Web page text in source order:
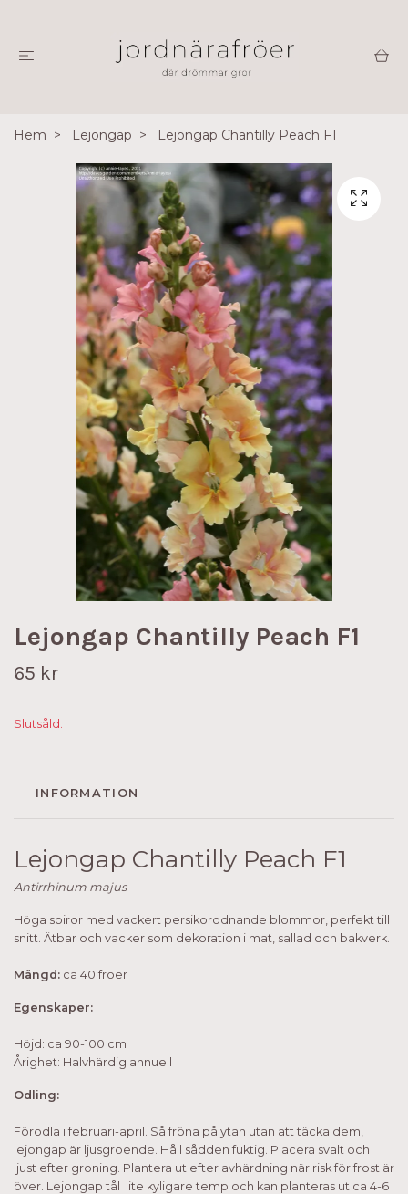
Hem Lejongap Lejongap Chantilly Peach F1
Lejongap Chantilly Peach F1
65 kr
Slutsåld.
INFORMATION
Lejongap Chantilly Peach F1
Antirrhinum majus
Höga spiror med vackert persikorodnande blommor, perfekt till
snitt. Ätbar och vacker som dekoration i mat, sallad och bakverk.
Mängd: ca 40 fröer
Egenskaper:
Höjd: ca 90-100 cm
Årighet: Halvhärdig annuell
Odling:
Förodla i februari-april. Så fröna på ytan utan att täcka dem,
lejongap är ljusgroende. Håll sådden fuktig. Placera svalt och
ljust efter groning. Plantera ut efter avhärdning när risk för frost är
över. Lejongap tål lite kyligare temp och kan planteras ut ca 4-6